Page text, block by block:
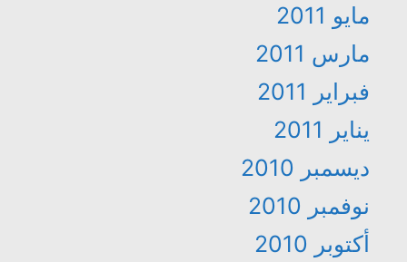
مايو 2011
مارس 2011
فبراير 2011
يناير 2011
ديسمبر 2010
نوفمبر 2010
أكتوبر 2010